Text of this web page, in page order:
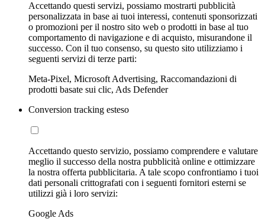
Accettando questi servizi, possiamo mostrarti pubblicità
personalizzata in base ai tuoi interessi, contenuti sponsorizzati
o promozioni per il nostro sito web o prodotti in base al tuo
comportamento di navigazione e di acquisto, misurandone il
successo. Con il tuo consenso, su questo sito utilizziamo i
seguenti servizi di terze parti:
Meta-Pixel, Microsoft Advertising, Raccomandazioni di
prodotti basate sui clic, Ads Defender
Conversion tracking esteso
Accettando questo servizio, possiamo comprendere e valutare
meglio il successo della nostra pubblicità online e ottimizzare
la nostra offerta pubblicitaria. A tale scopo confrontiamo i tuoi
dati personali crittografati con i seguenti fornitori esterni se
utilizzi già i loro servizi:
Google Ads